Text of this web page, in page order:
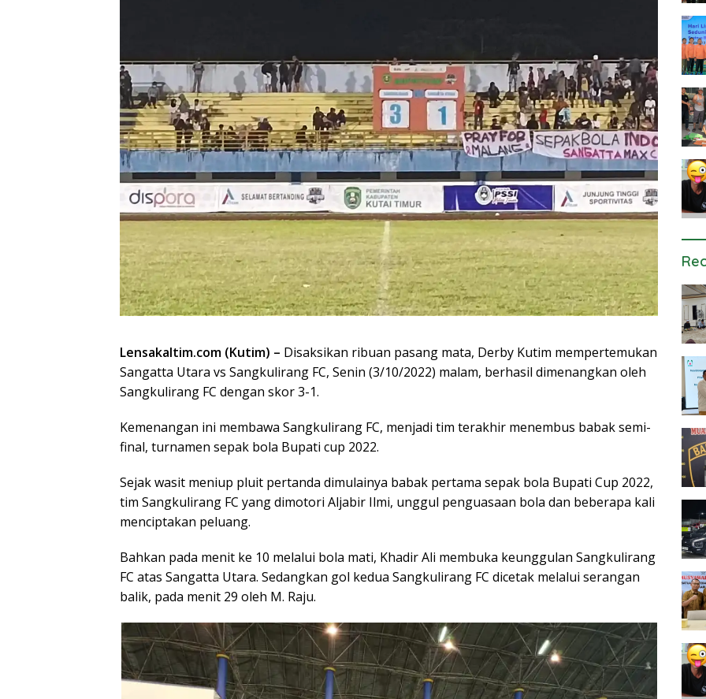
Lensakaltim.com (Kutim) – Disaksikan ribuan pasang mata, Derby Kutim mempertemukan
Sangatta Utara vs Sangkulirang FC, Senin (3/10/2022) malam, berhasil dimenangkan oleh
Sangkulirang FC dengan skor 3-1.
Kemenangan ini membawa Sangkulirang FC, menjadi tim terakhir menembus babak semi-
final, turnamen sepak bola Bupati cup 2022.
Sejak wasit meniup pluit pertanda dimulainya babak pertama sepak bola Bupati Cup 2022,
tim Sangkulirang FC yang dimotori Aljabir Ilmi, unggul penguasaan bola dan beberapa kali
menciptakan peluang.
Bahkan pada menit ke 10 melalui bola mati, Khadir Ali membuka keunggulan Sangkulirang
FC atas Sangatta Utara. Sedangkan gol kedua Sangkulirang FC dicetak melalui serangan
balik, pada menit 29 oleh M. Raju.